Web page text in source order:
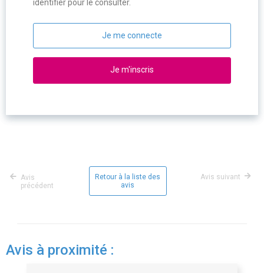
identifier pour le consulter.
Je me connecte
Je m'inscris
Avis
précédent
Retour à la liste des
avis
Avis suivant
Avis à proximité :